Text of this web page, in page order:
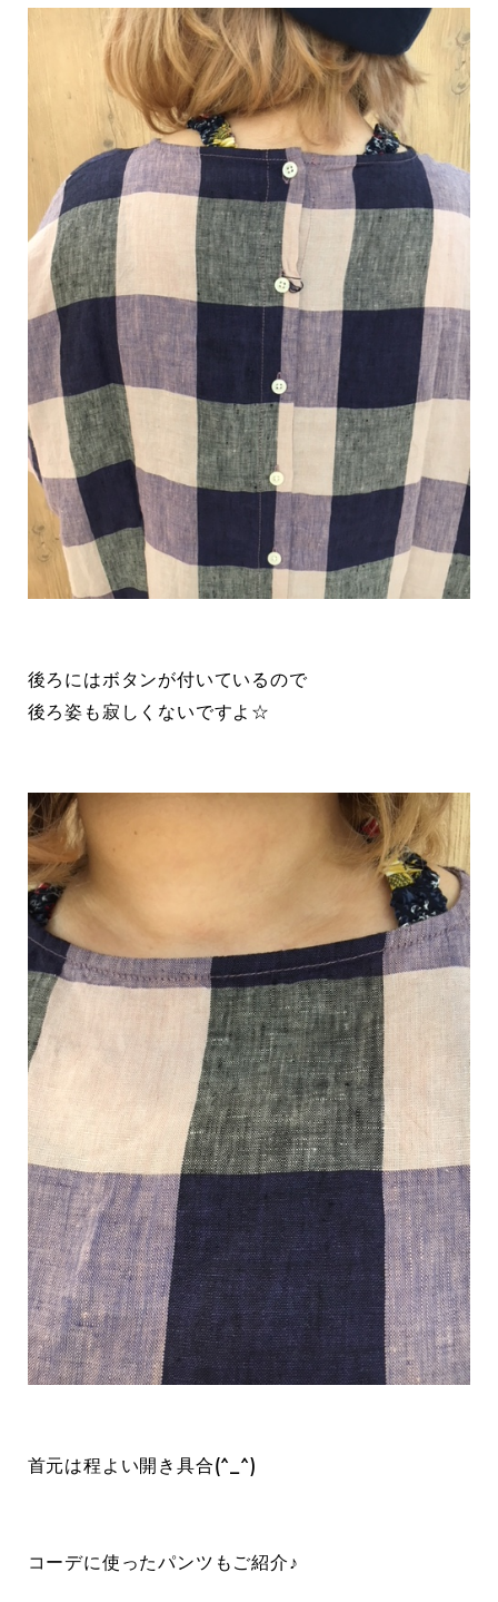
後ろにはボタンが付いているので
後ろ姿も寂しくないですよ☆
首元は程よい開き具合(^_^)
コーデに使ったパンツもご紹介♪